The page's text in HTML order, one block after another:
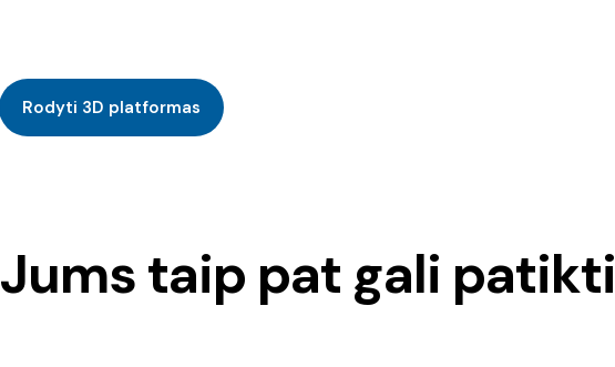
Rodyti 3D platformas
Jums taip pat gali patikti